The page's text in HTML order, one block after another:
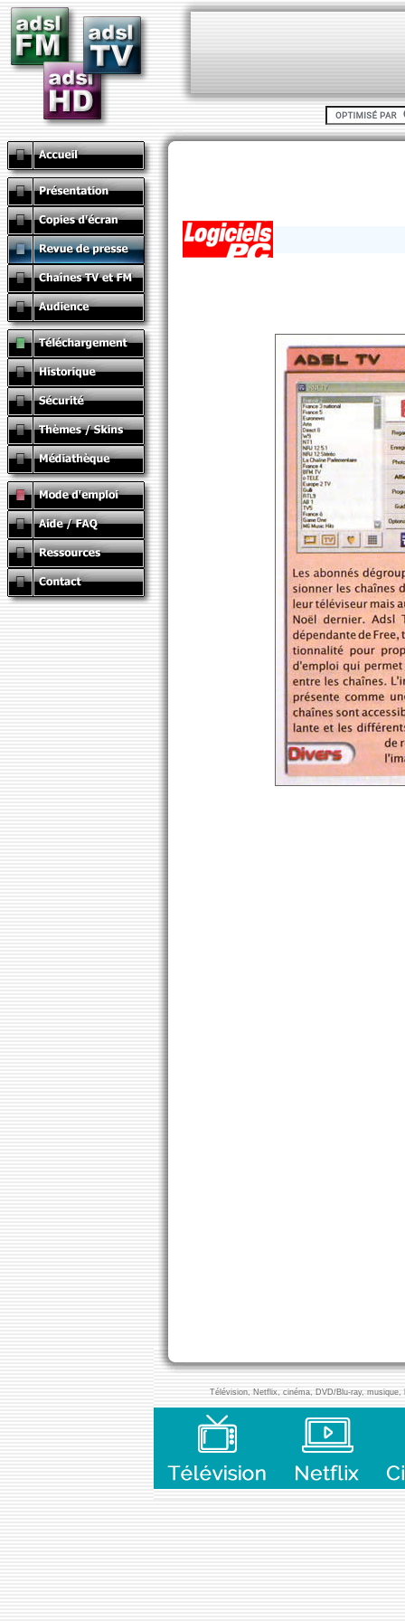
Télévision, Netflix, cinéma, DVD/Blu-ray,